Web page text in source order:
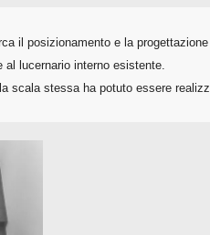
il posizionamento e la
lucernario interno esistente.
scala stessa ha potuto essere